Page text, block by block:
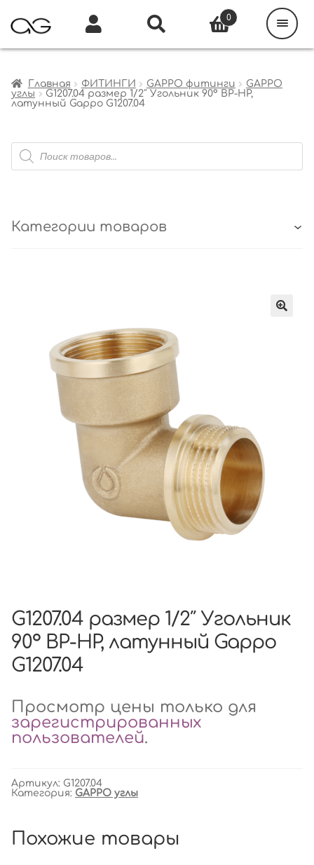
Главная ФИТИНГИ GAPPO фитинги
GAPPO
углы
G1207.04 размер 1/2″ Угольник 90° ВР-НР,
латунный Gappo G1207.04
Поиск
товаров
Категории товаров
G1207.04 размер 1/2″ Угольник
90° ВР-НР, латунный Gappo
G1207.04
Просмотр цены только для
зарегистрированных
пользователей.
Артикул: G1207.04
Категория: GAPPO углы
Похожие товары
0